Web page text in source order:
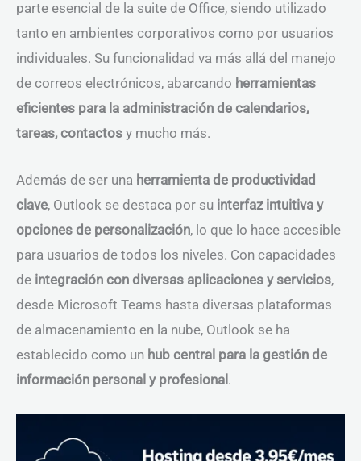
parte esencial de la suite de Office, siendo utilizado
tanto en ambientes corporativos como por usuarios
individuales. Su funcionalidad va más allá del manejo
de correos electrónicos, abarcando herramientas
eficientes para la administración de calendarios,
tareas, contactos y mucho más.
Además de ser una herramienta de productividad
clave, Outlook se destaca por su interfaz intuitiva y
opciones de personalización, lo que lo hace accesible
para usuarios de todos los niveles. Con capacidades
de integración con diversas aplicaciones y servicios,
desde Microsoft Teams hasta diversas plataformas
de almacenamiento en la nube, Outlook se ha
establecido como un hub central para la gestión de
información personal y profesional .